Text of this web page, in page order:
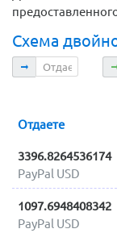
Схема
Отдаете
Отдаете
3396.8264536174
PayPal USD
1097.6948408342
PayPal USD